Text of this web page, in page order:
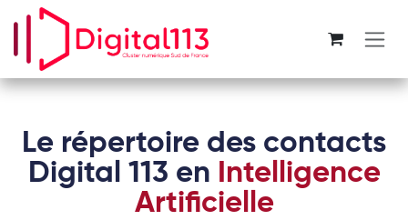
Se rendre au contenu
Le répertoire des contacts
Digital 113 en Intelligence
Artificielle